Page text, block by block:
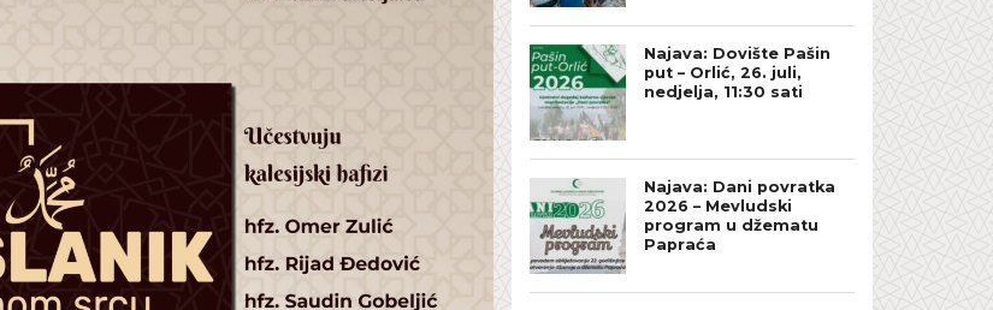
Najava: Dovište Pašin
put – Orlić, 26. juli,
nedjelja, 11:30 sati
Najava: Dani povratka
2026 – Mevludski
program u džematu
Papraća